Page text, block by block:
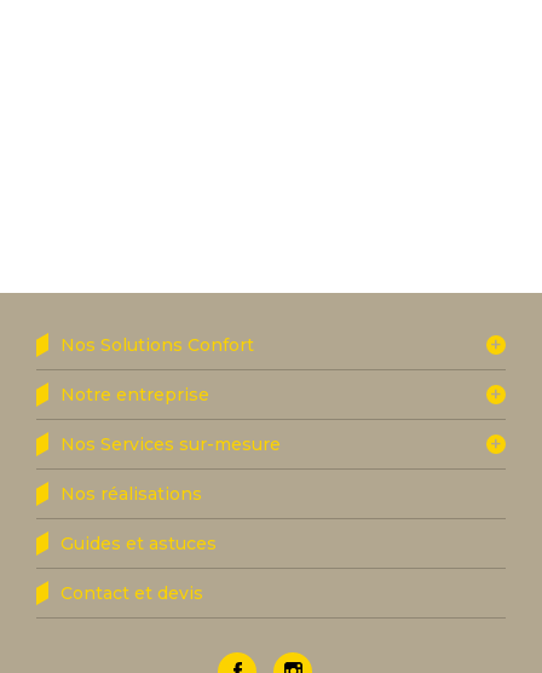
Nos Solutions Confort
Notre entreprise
Nos Services sur-mesure
Nos réalisations
Guides et astuces
Contact et devis